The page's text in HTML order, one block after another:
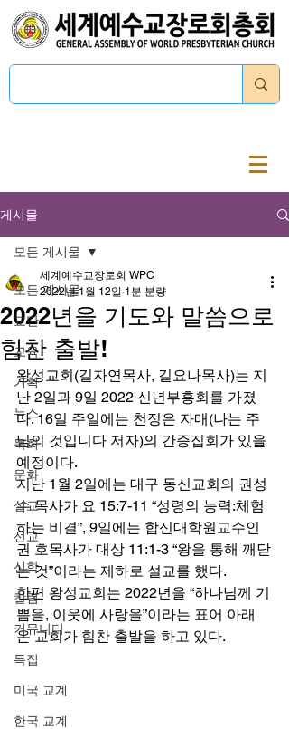
게시물
모든 게시물
교단
교육
기획
뉴스
목회
문화
설교
선교
신학
칼럼
커뮤니티
특집
미국 교계
한국 교계
모든 게시물
2022년을 기도와 말씀으로
힘찬 출발!
세계예수교장로회 WPC
2022년 1월 12일 1분 분량
왕성교회(길자연목사, 길요나목사)는 지
난 2일과 9일 2022 신년부흥회를 가졌
다. 16일 주일에는 천정은 자매(나는 주
님의 것입니다 저자)의 간증집회가 있을
예정이다.
지난 1월 2일에는 대구 동신교회의 권성
수 목사가 요 15:7-11 “성령의 능력:체험
하는 비결”, 9일에는 합신대학원교수인
권 호목사가 대상 11:1-3 “왕을 통해 깨닫
는 것”이라는 제하로 설교를 했다.
한편 왕성교회는 2022년을 “하나님께 기
쁨을, 이웃에 사랑을”이라는 표어 아래
온 교회가 힘찬 출발을 하고 있다.